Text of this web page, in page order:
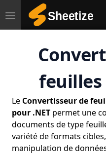
Toggle
navigation
feuilles
Le Convertisseur de
pour .NET permet une
documents de type
variété de formats
manipulation de